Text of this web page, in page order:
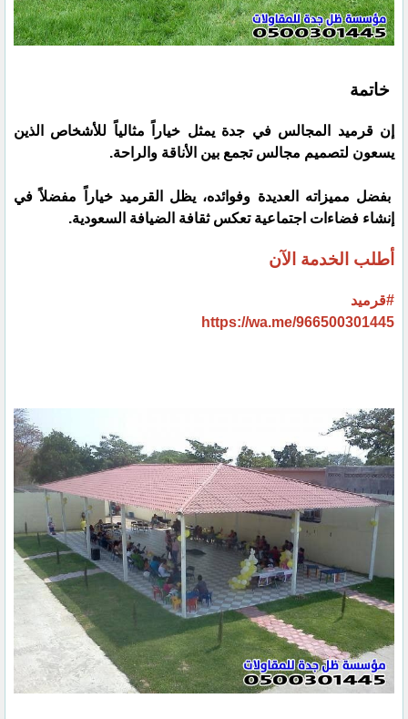
خاتمة
إن قرميد المجالس في جدة يمثل خياراً مثالياً للأشخاص الذين
يسعون لتصميم مجالس تجمع بين الأناقة والراحة.
بفضل مميزاته العديدة وفوائده، يظل القرميد خياراً مفضلاً في
إنشاء فضاءات اجتماعية تعكس ثقافة الضيافة السعودية.
أطلب الخدمة الآن
#قرميد
https://wa.me/966500301445